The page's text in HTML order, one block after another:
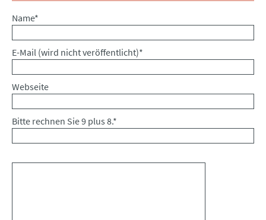
Pflichtfeld
Name*
Pflichtfeld
E-Mail (wird nicht veröffentlicht)*
Webseite
Bitte rechnen Sie 9 plus 8.*